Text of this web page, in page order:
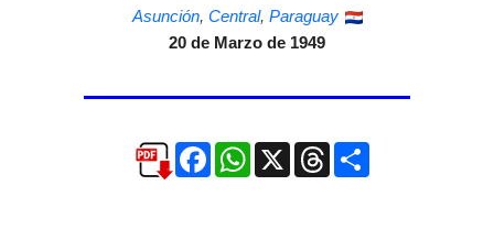
Asunción, Central, Paraguay
20 de Marzo de 1949
FacebookWhatsApp
X ThreadsCompartir